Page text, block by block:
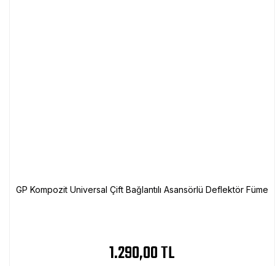
GP Kompozit Universal Çift Bağlantılı Asansörlü Deflektör Füme
1.290,00 TL